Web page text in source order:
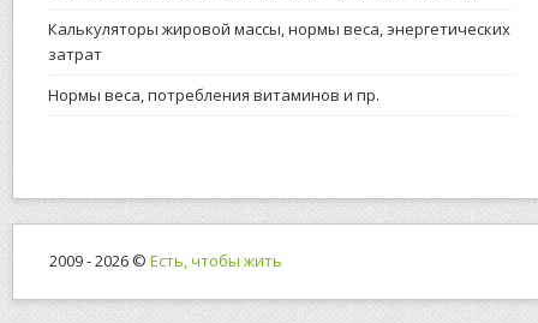
Калькуляторы жировой массы, нормы веса, энергетических
затрат
Нормы веса, потребления витаминов и пр.
2009 - 2026 © Есть, чтобы жить